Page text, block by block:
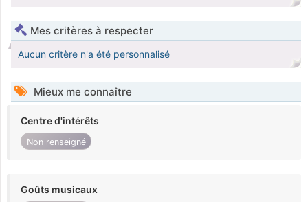
Mes critères à respecter
Aucun critère n'a été personnalisé
Mieux me connaître
Centre d'intérêts
Non renseigné
Goûts musicaux